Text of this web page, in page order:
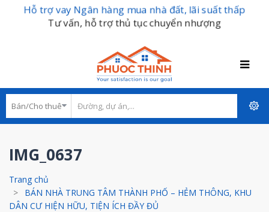
Hỗ trợ vay Ngân hàng mua nhà đất, lãi suất thấp
Tư vấn, hỗ trợ thủ tục chuyển nhượng
IMG_0637
Trang chủ
BÁN NHÀ TRUNG TÂM THÀNH PHỐ – HẺM THÔNG, KHU
DÂN CƯ HIỆN HỮU, TIỆN ÍCH ĐẦY ĐỦ